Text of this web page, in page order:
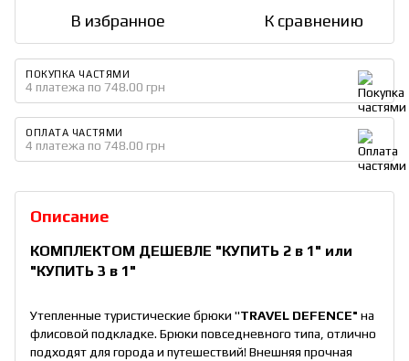
В избранное К сравнению
ПОКУПКА ЧАСТЯМИ
4 платежа по 748.00 грн
ОПЛАТА ЧАСТЯМИ
4 платежа по 748.00 грн
Описание
КОМПЛЕКТОМ ДЕШЕВЛЕ "КУПИТЬ 2 в 1" или
"КУПИТЬ 3 в 1"
Утепленные туристические брюки "TRAVEL DEFENCE" на
флисовой подкладке. Брюки повседневного типа, отлично
подходят для города и путешествий! Внешняя прочная